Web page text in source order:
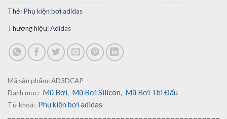
Thẻ: Phụ kiện bơi adidas
Thương hiệu:Adidas
Mã sản phẩm:AD3DCAP
Danh mục: Mũ Bơi, Mũ Bơi Silicon, Mũ Bơi Thi Đấu
Từ khoá: Phụ kiện bơi adidas